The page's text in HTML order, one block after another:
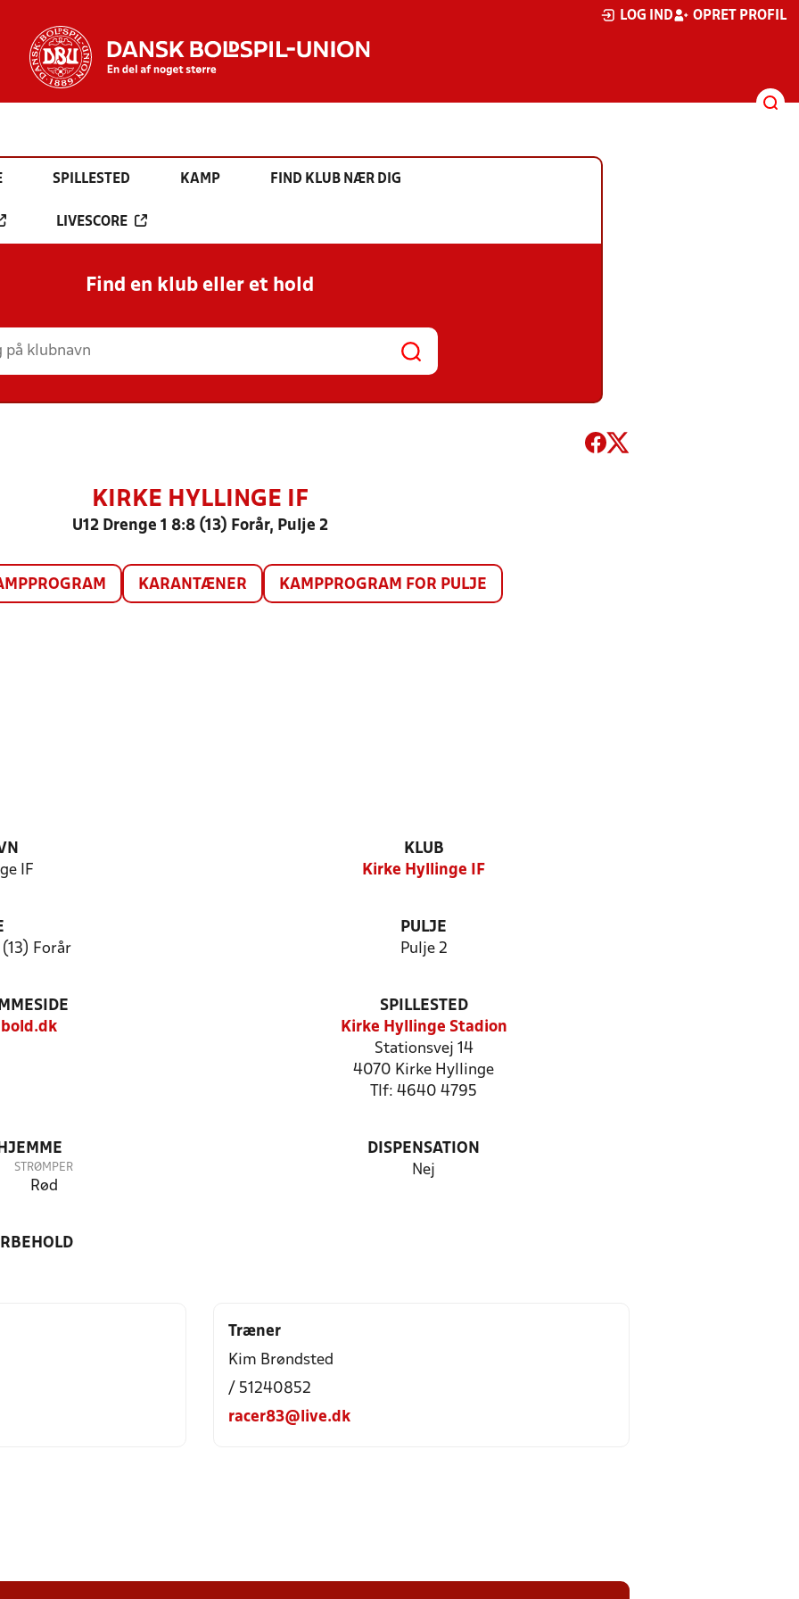
LOG IND OPRET PROFIL
SPILLESTED KAMP FIND KLUB NÆR DIG
LIVESCORE
Find en klub eller et hold
KIRKE HYLLINGE IF
U12 Drenge 1 8:8 (13) Forår, Pulje 2
KARANTÆNER KAMPPROGRAM FOR PULJE
IF
KLUB
Kirke Hyllinge IF
(13) Forår
PULJE
Pulje 2
SPILLESTED
Kirke Hyllinge Stadion
Stationsvej 14
4070 Kirke Hyllinge
Tlf: 4640 4795
STRØMPER
Rød
DISPENSATION
Nej
Træner
Kim Brøndsted
/ 51240852
racer83@live.dk